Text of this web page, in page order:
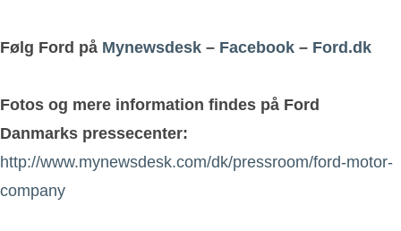
Følg Ford på Mynewsdesk – Facebook – Ford.dk
Fotos og mere information findes på Ford
Danmarks pressecenter:
http://www.mynewsdesk.com/dk/pressroom/ford-motor-
company